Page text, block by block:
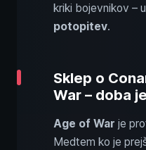
kriki bojevnikov –
potopitev.
Sklep o
War – doba
Age of War je
Medtem ko je